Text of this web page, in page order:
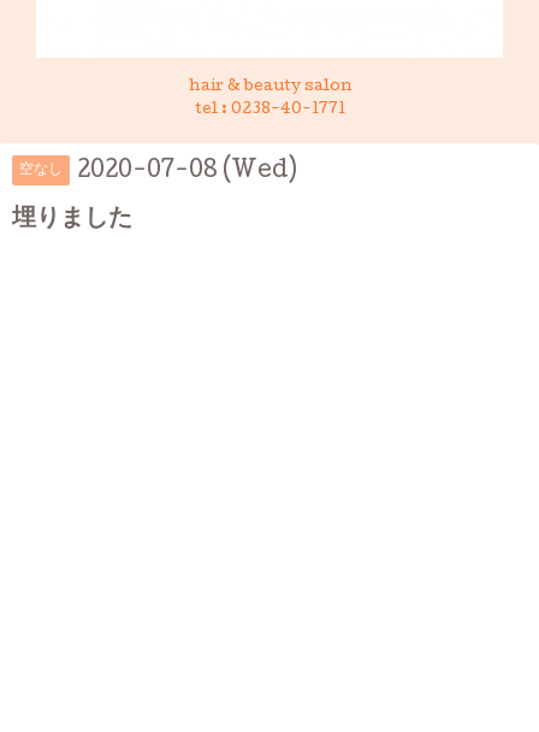
hair & beauty salon
tel : 0238-40-1771
空なし 2020-07-08 (Wed)
埋りました